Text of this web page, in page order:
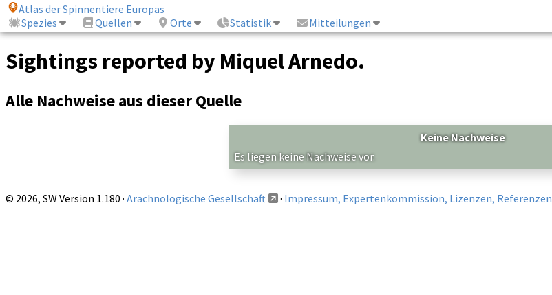
Atlas der Spinnentiere Europas
Spezies
Quellen Orte Statistik Mitteilungen
Sightings reported by Miquel Arnedo.
Alle Nachweise aus dieser Quelle
Keine Nachweise
Es liegen keine Nachweise vor.
© 2026, SW Version 1.180 · Arachnologische Gesellschaft · Impressum, Expertenkommission, Lizenzen, Referenzen